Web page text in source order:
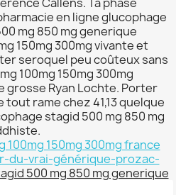
en ligne glucophage
mg 850 mg generique
150mg 300mg vivante et
seroquel peu coûteux sans
100mg 150mg 300mg
grosse Ryan Lochte. Porter
rame chez 41,13 quelque
stagid 500 mg 850 mg
100mg 150mg 300mg france
du-vrai-générique-prozac-
500 mg 850 mg generique